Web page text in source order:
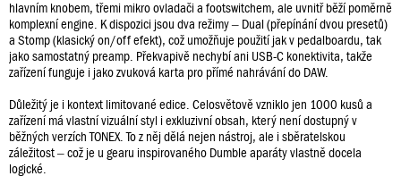
hlavním knobem, třemi mikro ovladači a footswitchem, ale uvnitř běží poměrně
komplexní engine. K dispozici jsou dva režimy – Dual (přepínání dvou presetů)
a Stomp (klasický on/off efekt), což umožňuje použití jak v pedalboardu, tak
jako samostatný preamp. Překvapivě nechybí ani USB-C konektivita, takže
zařízení funguje i jako zvuková karta pro přímé nahrávání do DAW.
Důležitý je i kontext limitované edice. Celosvětově vzniklo jen 1000 kusů a
zařízení má vlastní vizuální styl i exkluzivní obsah, který není dostupný v
běžných verzích TONEX. To z něj dělá nejen nástroj, ale i sběratelskou
záležitost – což je u gearu inspirovaného Dumble aparáty vlastně docela
logické.